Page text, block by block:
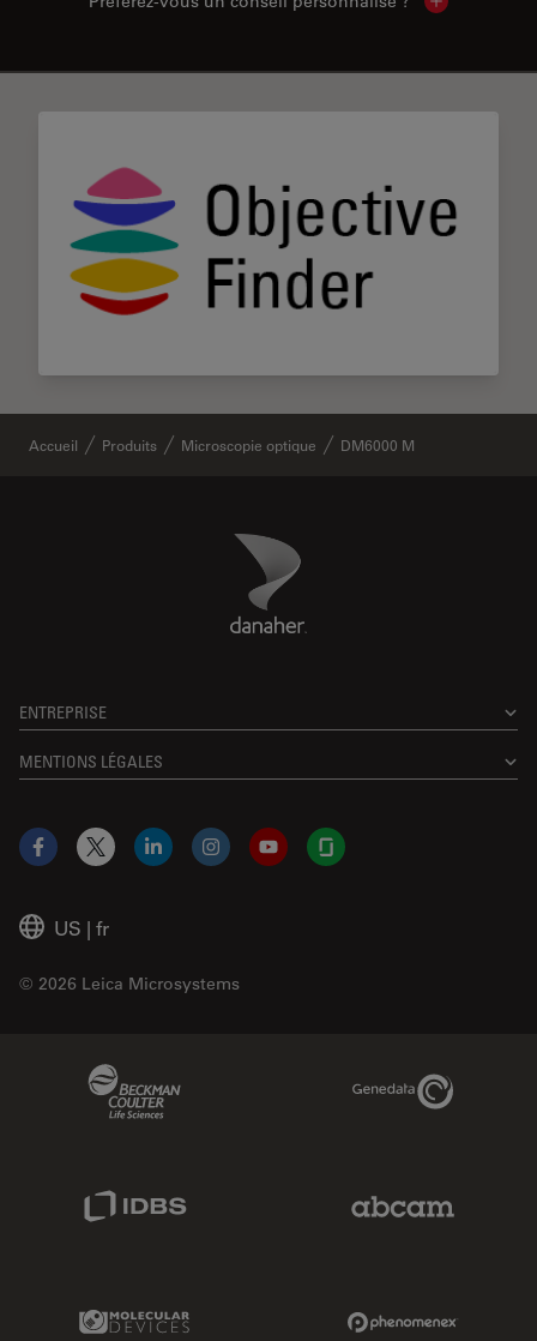
Show local
Accueil Produits Microscopie optique DM6000 M
Danaher Logo
ENTREPRISE
MENTIONS LÉGALES
US | fr
© 2026 Leica Microsystems
Facebook
X LinkedInInstagramYouTubeGlassdoor
Genedata Link
Molecular Devices Link